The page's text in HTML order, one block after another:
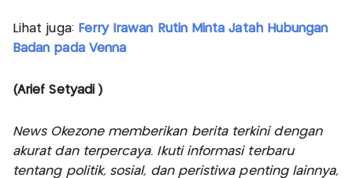
Lihat juga: Ferry Irawan Rutin Minta Jatah Hubungan
Badan pada Venna
(Arief Setyadi )
News Okezone memberikan berita terkini dengan
akurat dan terpercaya. Ikuti informasi terbaru
tentang politik, sosial, dan peristiwa penting lainnya,